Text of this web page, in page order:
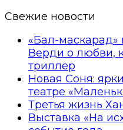
Свежие новости
«Бал-маскарад»
Верди о любви,
триллер
Новая Соня:
театре
Третья жизнь
Выставка «На